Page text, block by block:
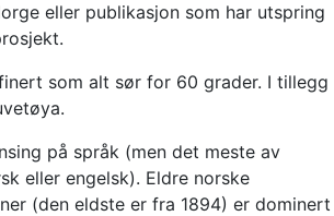
eller publikasjon som har utspring
som alt sør for 60 grader. I tillegg
på språk (men det meste av
eller engelsk). Eldre norske
(den eldste er fra 1894) er dominert